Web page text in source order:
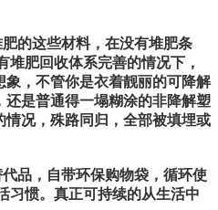
的这些材料，在没有堆肥条
堆肥回收体系完善的情况下，
，不管你是衣着靓丽的可降解
是普通得一塌糊涂的非降解塑
况，殊路同归，全部被填埋或
品，自带环保购物袋，循环使
习惯。真正可持续的从生活中